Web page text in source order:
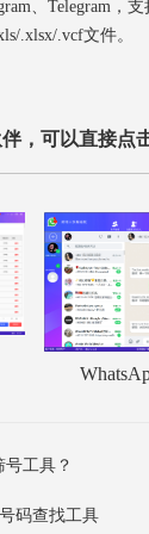
、Telegram，
.xlsx/.vcf文件。
，可以直接点
号工具？
码查找工具